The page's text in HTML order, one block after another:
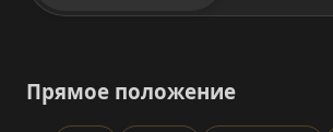
Прямое положение